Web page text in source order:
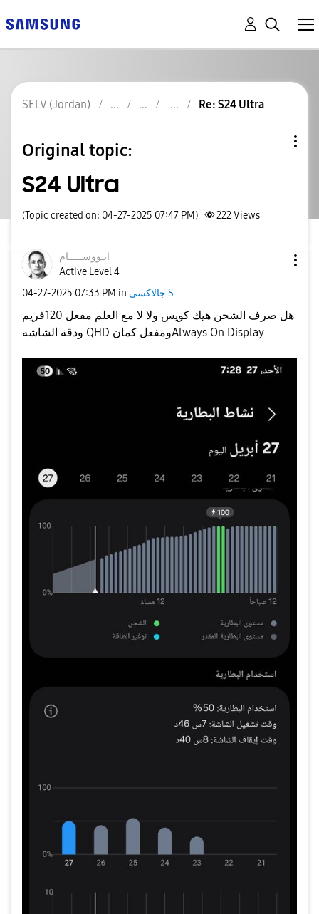
SELV (Jordan) Re: S24 Ultra
Original topic:
S24 Ultra
(Topic created on: 04-27-2025 07:47 PM) 222Views
ابـووســـــام
Active Level 4
‎04-27-2025 07:33 PM in جالاكسى S
هل صرف الشحن هيك كويس ولا لا مع العلم مفعل 120فريم
ودقة الشاشه QHD ومفعل كمانAlways On Display